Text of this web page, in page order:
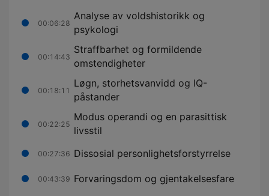
00:06:28
Analyse av voldshistorikk og
psykologi
00:14:43
Straffbarhet og formildende
omstendigheter
00:18:11
Løgn, storhetsvanvidd og IQ-
påstander
00:22:25
Modus operandi og en parasittisk
livsstil
00:27:36 Dissosial personlighetsforstyrrelse
00:43:39 Forvaringsdom og gjentakelsesfare